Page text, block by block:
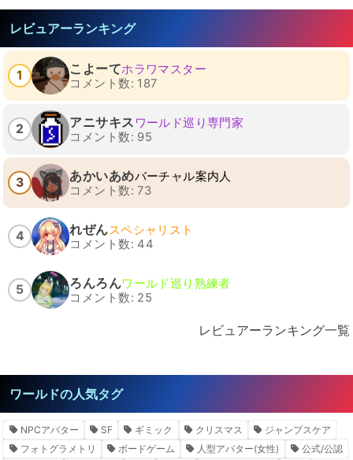
レビュアーランキング
1 こよーてホラワマスター
コメント数: 187
2 アニサキス ワールド巡り専門家
コメント数: 95
3 あかいあめバーチャル案内人
コメント数: 73
4 れぜんスペシャリスト
コメント数: 44
5 ろんろんワールド巡り熟練者
コメント数: 25
レビュアーランキング一覧
ワールドの人気タグ
NPCアバター SF ギミック クリスマス
ジャンプスケア
フォトグラメトリ
ボードゲーム 人型アバター(女性)
公式/公認